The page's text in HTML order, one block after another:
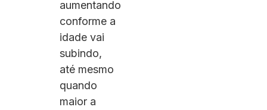
aumentando
conforme a
idade vai
subindo,
até mesmo
quando
maior a